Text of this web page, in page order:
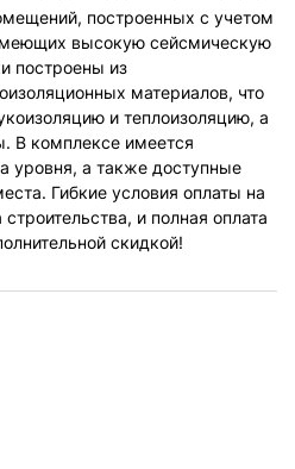
построенных с учетом
высокую сейсмическую
построены из
материалов, что
и теплоизоляцию, а
В комплексе имеется
уровня, а также доступные
Гибкие условия оплаты на
и полная оплата
скидкой!